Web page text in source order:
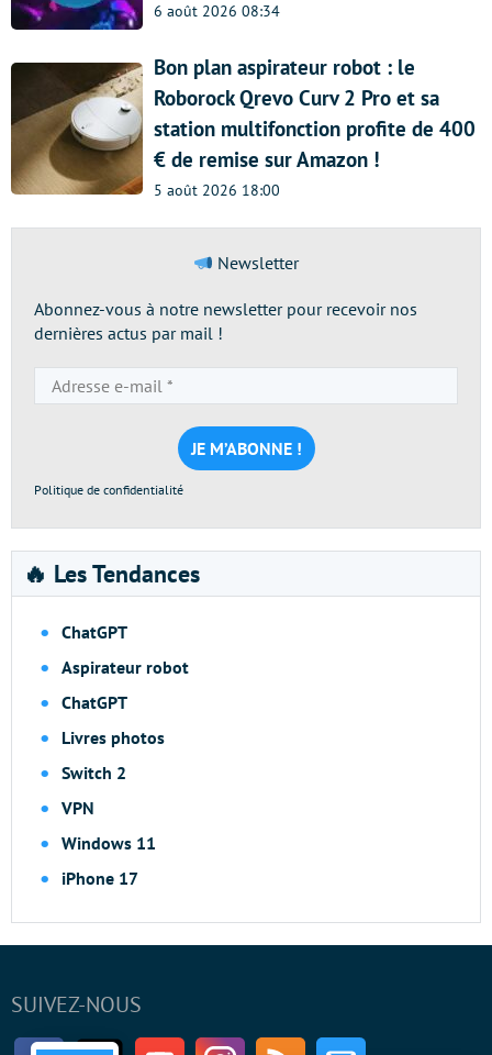
6 août 2026 08:34
Bon plan aspirateur robot : le
Roborock Qrevo Curv 2 Pro et sa
station multifonction profite de 400
€ de remise sur Amazon !
5 août 2026 18:00
Newsletter
Abonnez-vous à notre newsletter pour recevoir nos
dernières actus par mail !
e-
mail
*
Politique de confidentialité
🔥 Les Tendances
ChatGPT
Aspirateur robot
ChatGPT
Livres photos
Switch 2
VPN
Windows 11
iPhone 17
SUIVEZ-NOUS
FacebookTwitter Youtube InstagramRSS Newsletter